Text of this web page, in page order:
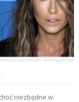
niezbędne w